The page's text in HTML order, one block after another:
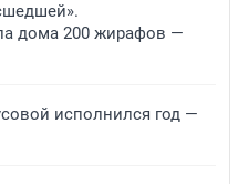
дома 200 жирафов —
исполнился год —